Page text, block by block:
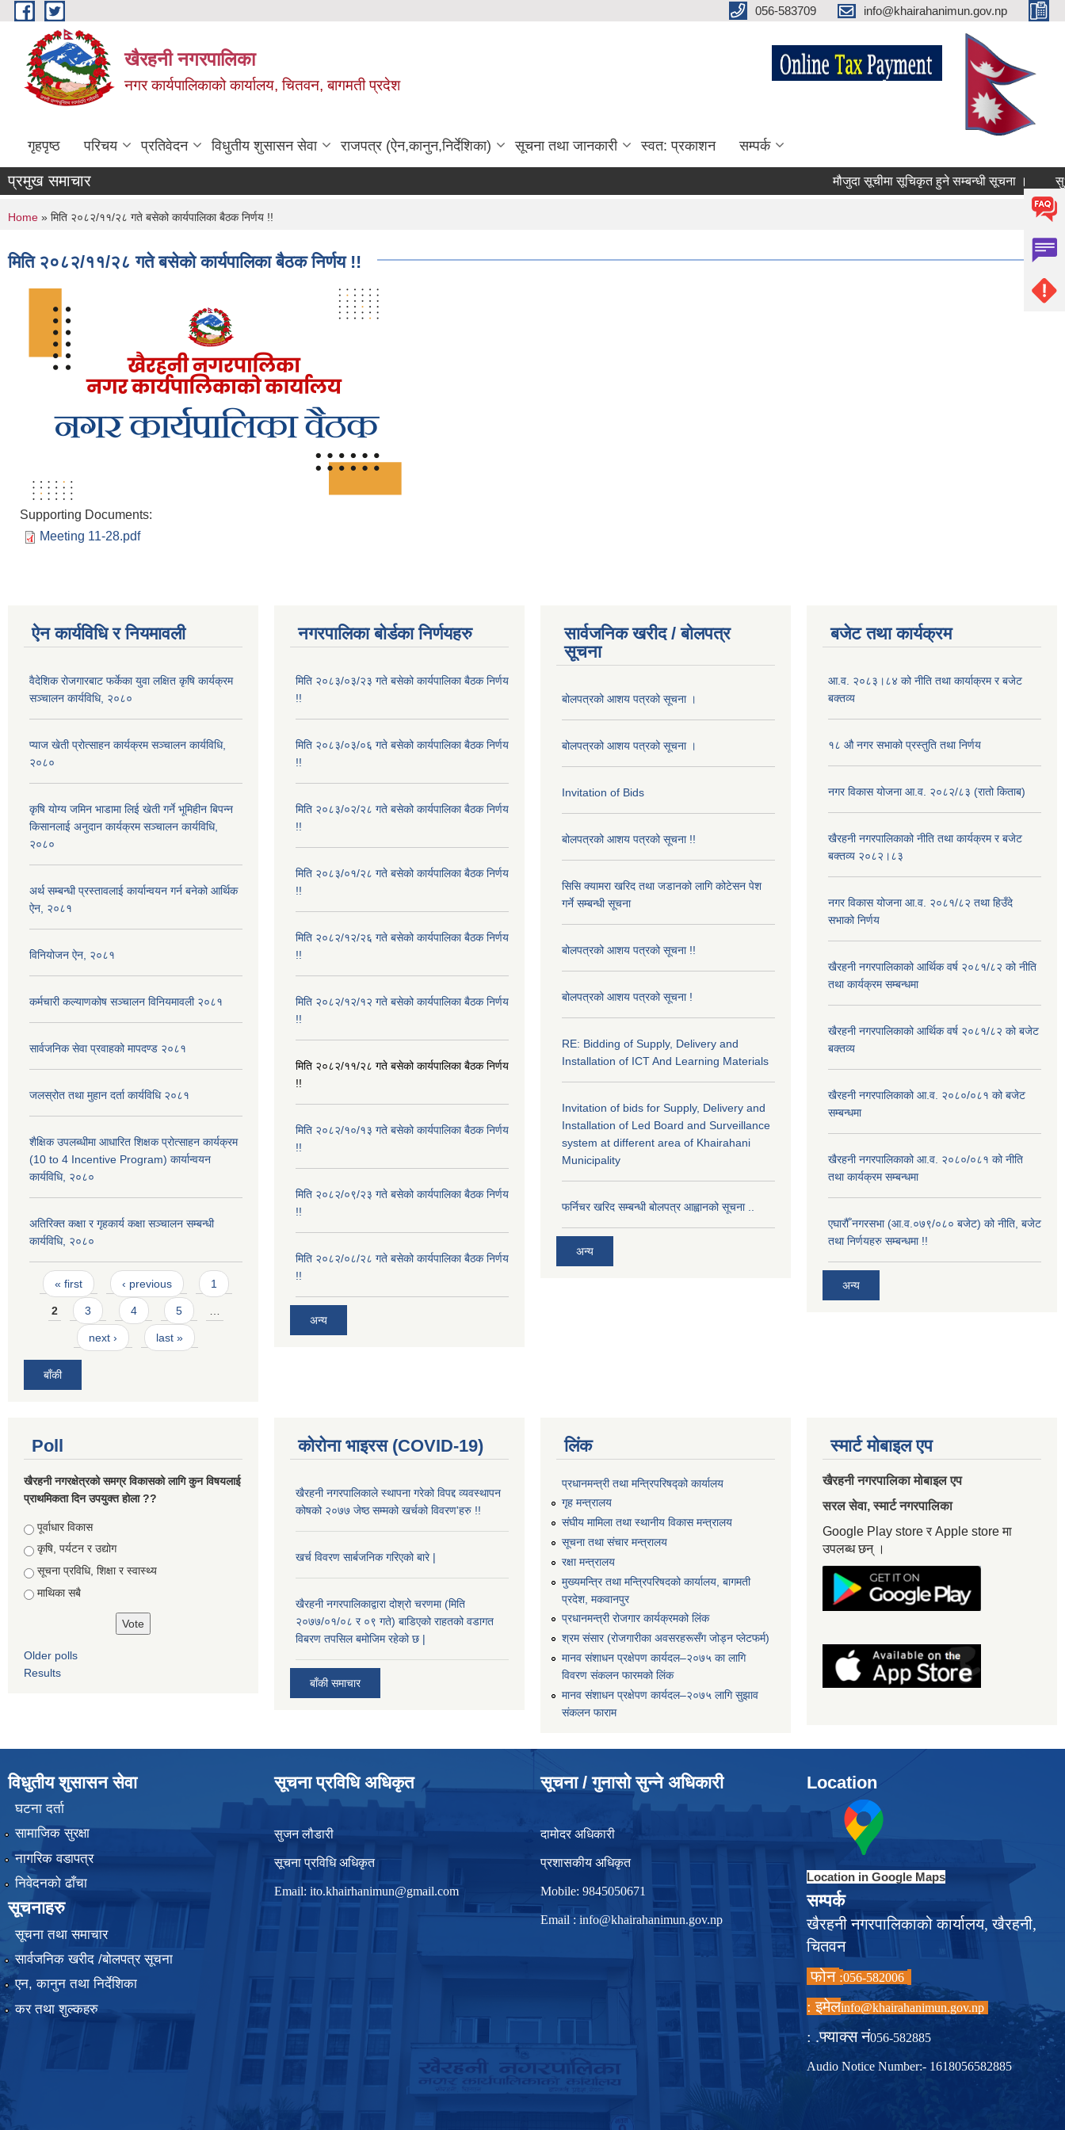
Skip to main content 056-583709 info@khairahanimun.gov.np
खैरहनी नगरपालिका
नगर कार्यपालिकाको कार्यालय, चितवन, बागमती प्रदेश
गृहपृष्ठ परिचय प्रतिवेदन विधुतीय शुसासन सेवा राजपत्र (ऐन,कानुन,निर्देशिका) सूचना तथा जानकारी स्वत: प्रकाशन सम्पर्क
प्रमुख समाचार मौजुदा सूचीमा सूचिकृत हुने सम्बन्धी सूचना ।
You are here
Home » मिति २०८२/११/२८ गते बसेको कार्यपालिका बैठक निर्णय !!
मिति २०८२/११/२८ गते बसेको कार्यपालिका बैठक निर्णय !!
Supporting Documents:
Meeting 11-28.pdf
ऐन कार्यविधि र नियमावली
वैदेशिक रोजगारबाट फर्केका युवा लक्षित कृषि कार्यक्रम
सञ्चालन कार्यविधि, २०८०
प्याज खेती प्रोत्साहन कार्यक्रम सञ्चालन कार्यविधि,
२०८०
कृषि योग्य जमिन भाडामा लिई खेती गर्ने भूमिहीन बिपन्न
किसानलाई अनुदान कार्यक्रम सञ्चालन कार्यविधि,
२०८०
अर्थ सम्बन्धी प्रस्तावलाई कार्यान्वयन गर्न बनेको आर्थिक
ऐन, २०८१
विनियोजन ऐन, २०८१
कर्मचारी कल्याणकोष सञ्चालन विनियमावली २०८१
सार्वजनिक सेवा प्रवाहको मापदण्ड २०८१
जलस्रोत तथा मुहान दर्ता कार्यविधि २०८१
शैक्षिक उपलब्धीमा आधारित शिक्षक प्रोत्साहन कार्यक्रम
(10 to 4 Incentive Program) कार्यान्वयन
कार्यविधि, २०८०
अतिरिक्त कक्षा र गृहकार्य कक्षा सञ्चालन सम्बन्धी
कार्यविधि, २०८०
Pages
« first ‹ previous 1
2 3 4 5 …
next › last »
बाँकी
नगरपालिका बोर्डका निर्णयहरु
मिति २०८३/०३/२३ गते बसेको कार्यपालिका बैठक निर्णय
!!
मिति २०८३/०३/०६ गते बसेको कार्यपालिका बैठक निर्णय
!!
मिति २०८३/०२/२८ गते बसेको कार्यपालिका बैठक निर्णय
!!
मिति २०८३/०१/२८ गते बसेको कार्यपालिका बैठक निर्णय
!!
मिति २०८२/१२/२६ गते बसेको कार्यपालिका बैठक निर्णय
!!
मिति २०८२/१२/१२ गते बसेको कार्यपालिका बैठक निर्णय
!!
मिति २०८२/११/२८ गते बसेको कार्यपालिका बैठक निर्णय
!!
मिति २०८२/१०/१३ गते बसेको कार्यपालिका बैठक निर्णय
!!
मिति २०८२/०९/२३ गते बसेको कार्यपालिका बैठक निर्णय
!!
मिति २०८२/०८/२८ गते बसेको कार्यपालिका बैठक निर्णय
!!
अन्य
सार्वजनिक खरीद / बोलपत्र
सूचना
बोलपत्रको आशय पत्रको सूचना ।
बोलपत्रको आशय पत्रको सूचना ।
Invitation of Bids
बोलपत्रको आशय पत्रको सूचना !!
सिसि क्यामरा खरिद तथा जडानको लागि कोटेसन पेश
गर्ने सम्बन्धी सूचना
बोलपत्रको आशय पत्रको सूचना !!
बोलपत्रको आशय पत्रको सूचना !
RE: Bidding of Supply, Delivery and
Installation of ICT And Learning Materials
Invitation of bids for Supply, Delivery and
Installation of Led Board and Surveillance
system at different area of Khairahani
Municipality
फर्निचर खरिद सम्बन्धी बोलपत्र आह्वानको सूचना ..
अन्य
बजेट तथा कार्यक्रम
आ.व. २०८३।८४ को नीति तथा कार्याक्रम र बजेट
बक्तव्य
१८ औ नगर सभाको प्रस्तुति तथा निर्णय
नगर विकास योजना आ.व. २०८२/८३ (रातो किताब)
खैरहनी नगरपालिकाको नीति तथा कार्यक्रम र बजेट
बक्तव्य २०८२।८३
नगर विकास योजना आ.व. २०८१/८२ तथा हिउँदे
सभाको निर्णय
खैरहनी नगरपालिकाको आर्थिक वर्ष २०८१/८२ को नीति
तथा कार्यक्रम सम्बन्धमा
खैरहनी नगरपालिकाको आर्थिक वर्ष २०८१/८२ को बजेट
बक्तव्य
खैरहनी नगरपालिकाको आ.व. २०८०/०८१ को बजेट
सम्बन्धमा
खैरहनी नगरपालिकाको आ.व. २०८०/०८१ को नीति
तथा कार्यक्रम सम्बन्धमा
एघारौँ नगरसभा (आ.व.०७९/०८० बजेट) को नीति, बजेट
तथा निर्णयहरु सम्बन्धमा !!
अन्य
Poll
खैरहनी नगरक्षेत्रको समग्र विकासको लागि कुन विषयलाई
प्राथमिकता दिन उपयुक्त होला ??
Choices
पूर्वाधार विकास
कृषि, पर्यटन र उद्योग
सूचना प्रविधि, शिक्षा र स्वास्थ्य
माथिका सबै
Older polls
Results
कोरोना भाइरस (COVID-19)
खैरहनी नगरपालिकाले स्थापना गरेको विपद्द व्यवस्थापन
कोषको २०७७ जेष्ठ सम्मको खर्चको विवरण'हरु !!
खर्च विवरण सार्बजनिक गरिएको बारे |
खैरहनी नगरपालिकाद्वारा दोश्रो चरणमा (मिति
२०७७/०१/०८ र ०९ गते) बाडिएको राहतको वडागत
विबरण तपसिल बमोजिम रहेको छ |
बाँकी समाचार
लिंक
प्रधानमन्त्री तथा मन्त्रिपरिषद्को कार्यालय
गृह मन्त्रालय
संघीय मामिला तथा स्थानीय विकास मन्त्रालय
सूचना तथा संचार मन्त्रालय
रक्षा मन्त्रालय
मुख्यमन्त्रि तथा मन्त्रिपरिषदको कार्यालय, बागमती
प्रदेश, मकवानपुर
प्रधानमन्त्री रोजगार कार्यक्रमको लिंक
श्रम संसार (रोजगारीका अवसरहरूसँग जोड्न प्लेटफर्म)
मानव संशाधन प्रक्षेपण कार्यदल–२०७५ का लागि
विवरण संकलन फारमको लिंक
मानव संशाधन प्रक्षेपण कार्यदल–२०७५ लागि सुझाव
संकलन फाराम
स्मार्ट मोबाइल एप
खैरहनी नगरपालिका मोबाइल एप
सरल सेवा, स्मार्ट नगरपालिका
Google Play store र Apple store मा
उपलब्ध छन् ।
विधुतीय शुसासन सेवा
घटना दर्ता
सामाजिक सुरक्षा
नागरिक वडापत्र
निवेदनको ढाँचा
सूचनाहरु
सूचना तथा समाचार
सार्वजनिक खरीद /बोलपत्र सूचना
एन, कानुन तथा निर्देशिका
कर तथा शुल्कहरु
सूचना प्रविधि अधिकृत
सुजन लौडारी
सूचना प्रविधि अधिकृत
Email: ito.khairhanimun@gmail.com
सूचना / गुनासो सुन्ने अधिकारी
दामोदर अधिकारी
प्रशासकीय अधिकृत
Mobile: 9845050671
Email : info@khairahanimun.gov.np
Location
Location in Google Maps
सम्पर्क
खैरहनी नगरपालिकाको कार्यालय, खैरहनी,
चितवन
फोन :
इमेल :info@khairahanimun.gov.np
फ्याक्स नं. :056-582885
Audio Notice Number:- 1618056582885